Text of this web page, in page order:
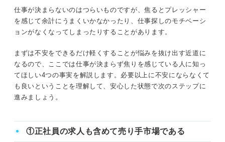
仕事が決まらないのはつらいものですが、焦るとプレッシャー
を感じて余計にうまくいかなかったり、仕事探しのモチベーシ
ョンがなくなってしまったりすることがあります。
まずは不安をできるだけ軽くすることが悩みを抜け出す近道に
なるので、ここでは仕事が決まらず焦りを感じている人に知っ
てほしい4つの事実を解説します。必要以上に不安にならなくて
も良いということを理解して、安心した状態で次のステップに
進みましょう。
①正社員の求人も含めて売り手市場である